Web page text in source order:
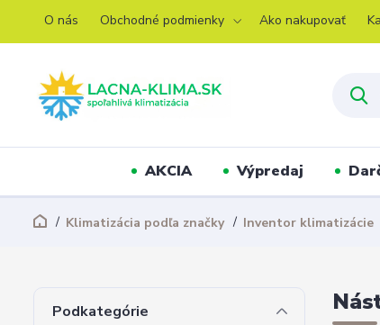
O nás Obchodné podmienky Ako nakupovať
AKCIA Výpredaj
Klimatizácia podľa značky Inventor klimatizácie
Podkategórie